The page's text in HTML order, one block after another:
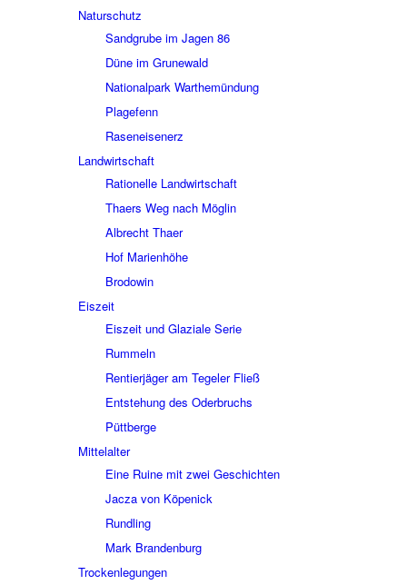
Natur­schutz
Sand­grube im Jagen 86
Düne im Grune­wald
Natio­nal­park Warthe­mün­dung
Plage­fenn
Rasen­ei­sen­erz
Land­wirt­schaft
Ratio­nelle Land­wirt­schaft
Thaers Weg nach Möglin
Albrecht Thaer
Hof Mari­en­höhe
Brodo­win
Eiszeit
Eiszeit und Glaziale Serie
Rummeln
Rentier­jä­ger am Tege­ler Fließ
Entste­hung des Oder­bruchs
Pütt­berge
Mittel­al­ter
Eine Ruine mit zwei Geschich­ten
Jacza von Köpe­nick
Rund­ling
Mark Bran­den­burg
Trocken­le­gun­gen